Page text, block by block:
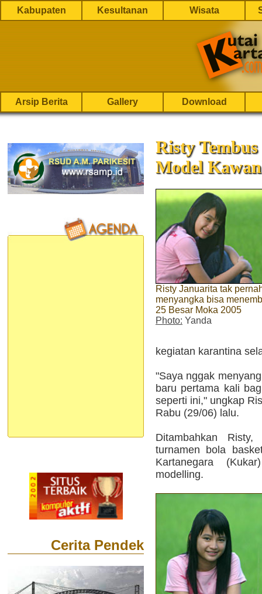
Kabupaten Kesultanan Wisata
Arsip Berita Gallery Download
Cerita Pendek
Risty
Model
Risty Januarita tak
menyangka bisa
25 Besar Moka 2005
Photo: Yanda
kegiatan karantina
"Saya nggak
baru pertama kali
seperti ini," ungkap
Rabu (29/06) lalu.
Ditambahkan
turnamen bola
Kartanegara
modelling.